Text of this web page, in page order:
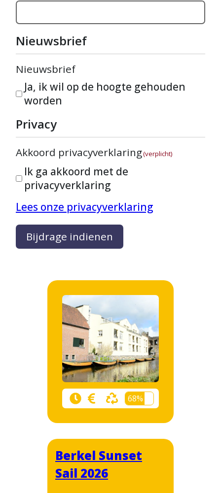
Nieuwsbrief
Nieuwsbrief
Ja, ik wil op de hoogte gehouden
worden
Privacy
Akkoord privacyverklaring(verplicht)
Ik ga akkoord met de
privacyverklaring
Lees onze privacyverklaring
Bijdrage indienen
68%
Berkel Sunset
Sail 2026